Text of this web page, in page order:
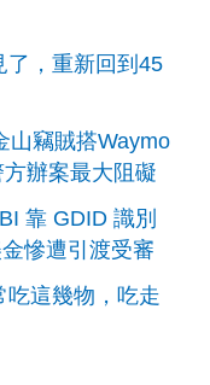
了，重新回到45
山竊賊搭Waymo
辦案最大阻礙
靠 GDID 識別
慘遭引渡受審
吃這幾物，吃走